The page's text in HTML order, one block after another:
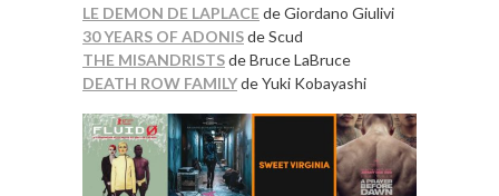
LE DEMON DE LAPLACEde Giordano Giulivi
30 YEARS OF ADONISde Scud
THE MISANDRISTSde Bruce LaBruce
DEATH ROW FAMILYde Yuki Kobayashi